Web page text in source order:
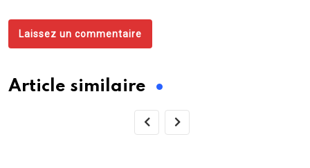
Laissez un commentaire
Article similaire